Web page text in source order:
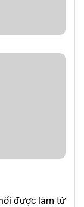
được làm từ